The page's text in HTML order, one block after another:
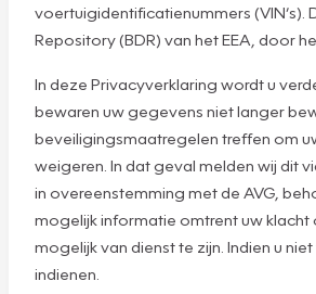
voertuigidentificatienummers (VIN’s).
Repository (BDR) van het EEA, door
In deze Privacyverklaring wordt u
bewaren uw gegevens niet langer
beveiligingsmaatregelen treffen om
weigeren. In dat geval melden wij dit
in overeenstemming met de AVG,
mogelijk informatie omtrent uw klacht
mogelijk van dienst te zijn. Indien u
indienen.